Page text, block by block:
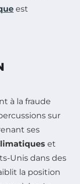
est
à la fraude
sur
ses
et
Unis dans des
la position